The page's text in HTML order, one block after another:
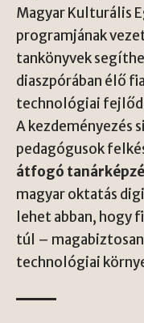
Magyar Kulturális
programjának
tankönyvek
diaszpórában élő
technológiai
A kezdeményezés
pedagógusok
átfogó
magyar oktatás
lehet abban, hogy
túl –
technológiai